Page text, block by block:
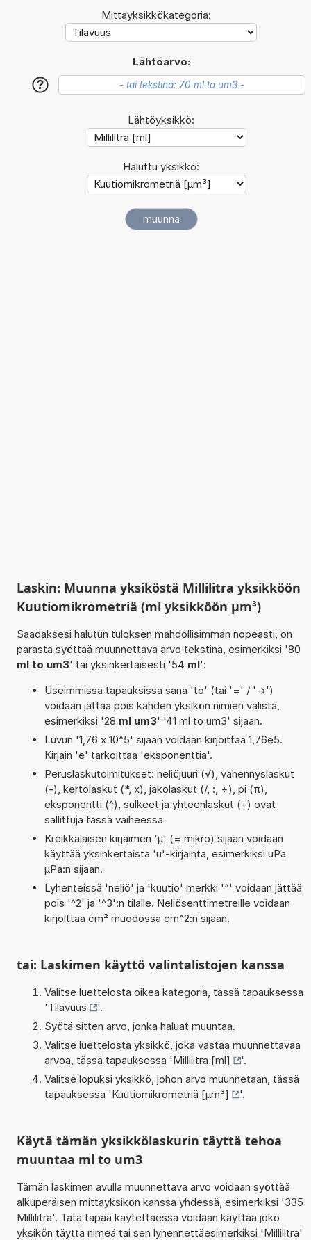
Mittayksikkökategoria:
Lähtöarvo:
?
Lähtöyksikkö:
Haluttu yksikkö:
Laskin: Muunna yksiköstä Millilitra yksikköön
Kuutiomikrometriä (ml yksikköön µm³)
Saadaksesi halutun tuloksen mahdollisimman nopeasti, on
parasta syöttää muunnettava arvo tekstinä, esimerkiksi '80
ml to um3' tai yksinkertaisesti '54 ml':
Useimmissa tapauksissa sana 'to' (tai '=' / '->')
voidaan jättää pois kahden yksikön nimien välistä,
esimerkiksi '28 ml um3' '41 ml to um3' sijaan.
Luvun '1,76 x 10^5' sijaan voidaan kirjoittaa 1,76e5.
Kirjain 'e' tarkoittaa 'eksponenttia'.
Peruslaskutoimitukset: neliöjuuri (√), vähennyslaskut
(-), kertolaskut (*, x), jakolaskut (/, :, ÷), pi (π),
eksponentti (^), sulkeet ja yhteenlaskut (+) ovat
sallittuja tässä vaiheessa
Kreikkalaisen kirjaimen 'µ' (= mikro) sijaan voidaan
käyttää yksinkertaista 'u'-kirjainta, esimerkiksi uPa
µPa:n sijaan.
Lyhenteissä 'neliö' ja 'kuutio' merkki '^' voidaan jättää
pois '^2' ja '^3':n tilalle. Neliösenttimetreille voidaan
kirjoittaa cm² muodossa cm^2:n sijaan.
tai: Laskimen käyttö valintalistojen kanssa
Valitse luettelosta oikea kategoria, tässä tapauksessa
'Tilavuus
'.
Syötä sitten arvo, jonka haluat muuntaa.
Valitse luettelosta yksikkö, joka vastaa muunnettavaa
arvoa, tässä tapauksessa 'Millilitra [ml]
'.
Valitse lopuksi yksikkö, johon arvo muunnetaan, tässä
tapauksessa 'Kuutiomikrometriä [µm³] '.
Käytä tämän yksikkölaskurin täyttä tehoa
muuntaa ml to um3
Tämän laskimen avulla muunnettava arvo voidaan syöttää
alkuperäisen mittayksikön kanssa yhdessä, esimerkiksi '335
Millilitra'. Tätä tapaa käytettäessä voidaan käyttää joko
yksikön täyttä nimeä tai sen lyhennettäesimerkiksi 'Millilitra'